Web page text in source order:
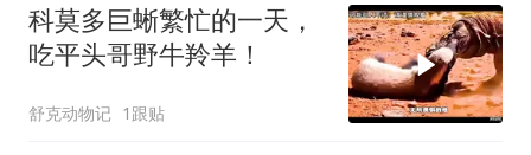
科莫多巨蜥繁忙的一天，
吃平头哥野牛羚羊！
舒克动物记 1跟贴